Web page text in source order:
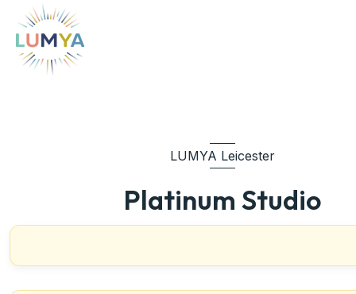
LUMYA Leicester
Platinum Studio